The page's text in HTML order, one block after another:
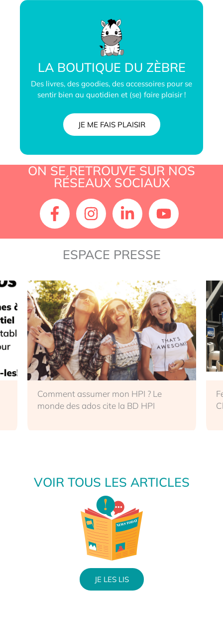
LA BOUTIQUE DU ZÈBRE
Des livres, des goodies, des accessoires pour se
sentir bien au quotidien et (se) faire plaisir !
JE ME FAIS PLAISIR
ON SE RETROUVE SUR NOS
RÉSEAUX SOCIAUX
ESPACE PRESSE
Comment assumer mon HPI ? Le
monde des ados cite la BD HPI
VOIR TOUS LES ARTICLES
JE LES LIS